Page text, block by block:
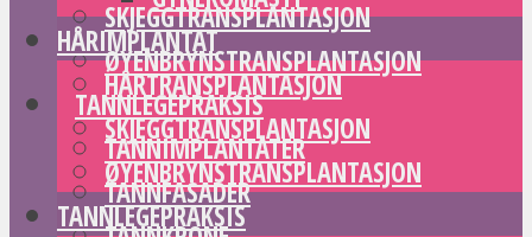
SKJEGGTRANSPLANTASJON
ØYENBRYNSTRANSPLANTASJON
TANNLEGEPRAKSIS
TANNIMPLANTATER
TANNFASADER
HÅRIMPLANTAT
HÅRTRANSPLANTASJON
SKJEGGTRANSPLANTASJON
ØYENBRYNSTRANSPLANTASJON
TANNLEGEPRAKSIS